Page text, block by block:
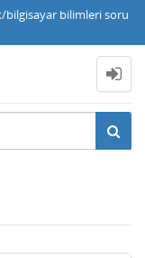
bilimleri soru